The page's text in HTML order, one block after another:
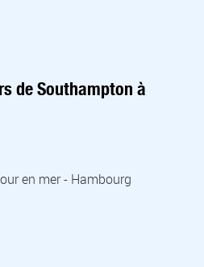
de Southampton à
en mer - Hambourg